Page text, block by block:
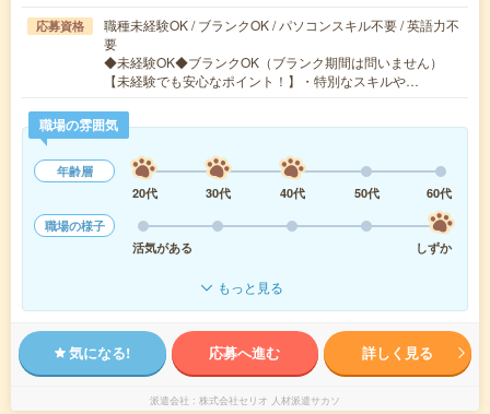
応募資格
職種未経験OK / ブランクOK / パソコンスキル不要 / 英語力不
要
◆未経験OK◆ブランクOK（ブランク期間は問いません）
【未経験でも安心なポイント！】・特別なスキルや…
職場の雰囲気
年齢層
20代
30代 40代 50代
60代
職場の様子
活気がある
しずか
もっと見る
気になる! 応募へ進む 詳しく見る
派遣会社 株式会社セリオ 人材派遣サカソ